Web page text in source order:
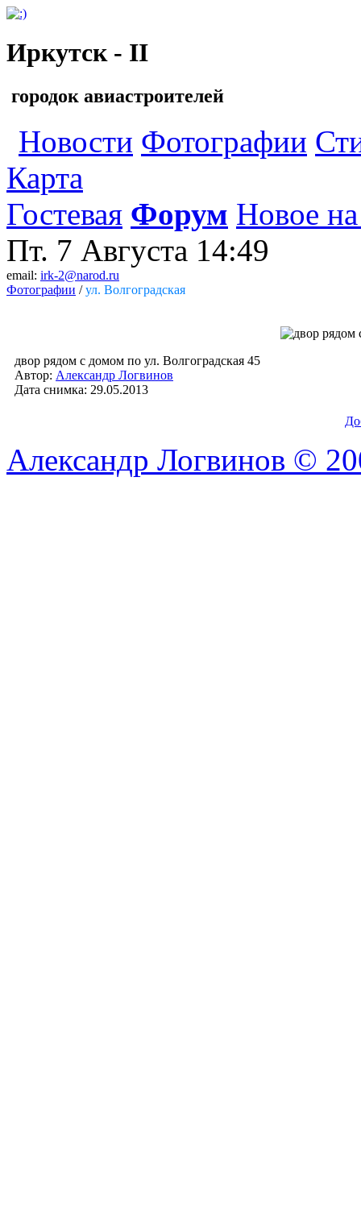
Иркутск - II
городок авиастроителей
Новости Фотографии
Карта
Гостевая Форум Новое на
Пт. 7 Августа 14:49
email: irk-2@narod.ru
Фотографии /ул. Волгоградская
двор рядом с домом по ул. Волгоградская 45
Автор: Александр Логвинов
Дата снимка: 29.05.2013
Александр Логвинов ©